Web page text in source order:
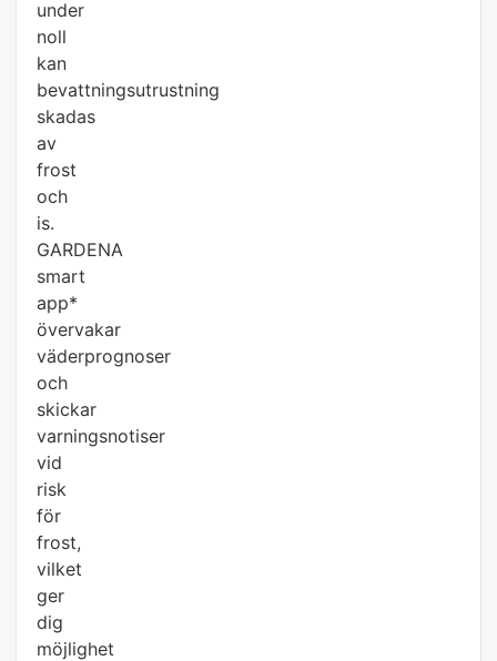
under
noll
kan
bevattningsutrustning
skadas
av
frost
och
is.
GARDENA
smart
app*
övervakar
väderprognoser
och
skickar
varningsnotiser
vid
risk
för
frost,
vilket
ger
dig
möjlighet